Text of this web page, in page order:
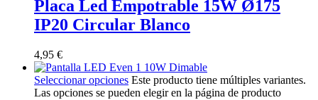
Placa Led Empotrable 15W Ø175
IP20 Circular Blanco
4,95 €
Seleccionar opciones Este producto tiene múltiples variantes.
Las opciones se pueden elegir en la página de producto